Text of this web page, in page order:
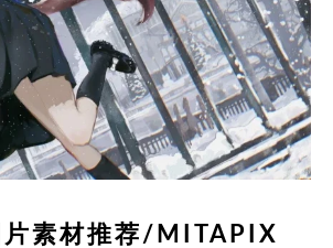
片素材推荐/MITAPIX